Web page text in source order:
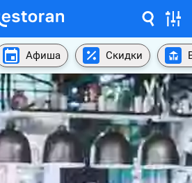
Афиша Скидки